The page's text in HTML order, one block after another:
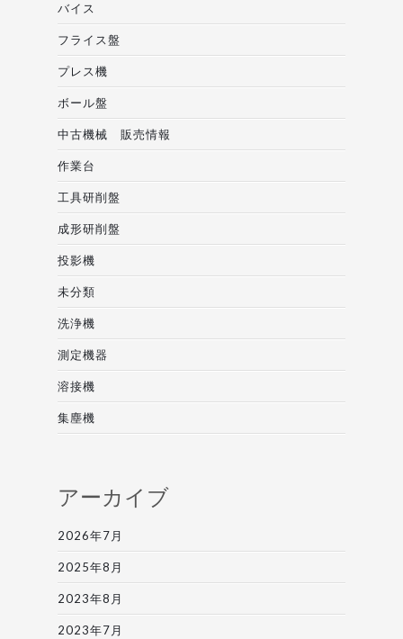
バイス
フライス盤
プレス機
ボール盤
中古機械 販売情報
作業台
工具研削盤
成形研削盤
投影機
未分類
洗浄機
測定機器
溶接機
集塵機
アーカイブ
2026年7月
2025年8月
2023年8月
2023年7月